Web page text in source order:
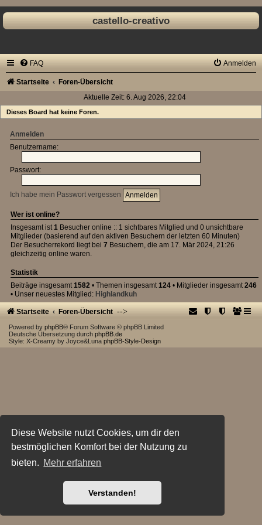
Diese Website nutzt Cookies, um dir den
bestmöglichen Komfort bei der Nutzung zu
bieten. Mehr erfahren
Verstanden!
castello-creativo
FAQ Anmelden
Startseite
Foren-Übersicht
Aktuelle Zeit: 6. Aug 2026, 22:04
Dieses Board hat keine Foren.
Anmelden
Benutzername:
Passwort:
Ich habe mein Passwort vergessen
Wer ist online?
Insgesamt ist1 Besucher online :: 1 sichtbares Mitglied und 0 unsichtbare
Mitglieder (basierend auf den aktiven Besuchern der letzten 60 Minuten)
Der Besucherrekord liegt bei 7 Besuchern, die am 17. Mär 2024, 21:26
gleichzeitig online waren.
Statistik
Beiträge insgesamt1582 • Themen insgesamt124 • Mitglieder insgesamt246
• Unser neuestes Mitglied: Highlandkuh
Startseite Foren-Übersicht -->
Powered by phpBB® Forum Software © phpBB Limited
Deutsche Übersetzung durch phpBB.de
Style: X-Creamy by Joyce&Luna phpBB-Style-Design